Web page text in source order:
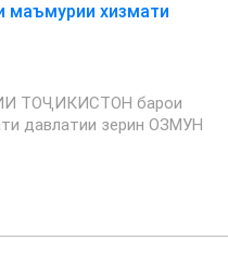
маъмурии хизмати
ТОҶИКИСТОН барои
давлатии зерин ОЗМУН